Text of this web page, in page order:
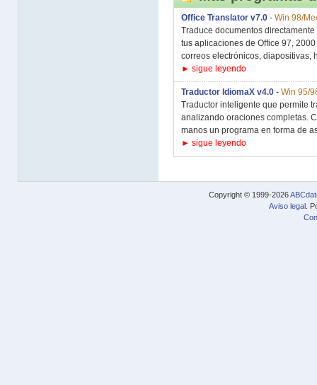
Office Translator v7.0 - Win 98/
Traduce documentos
tus aplicaciones de Office 97,
correos electrónicos, diapositivas,
► sigue leyendo
Traductor IdiomaX v4.0 - Win 95/
Traductor inteligente que permite
analizando oraciones completas.
manos un programa en forma de
► sigue leyendo
Copyright © 1999-2026
Aviso legal .